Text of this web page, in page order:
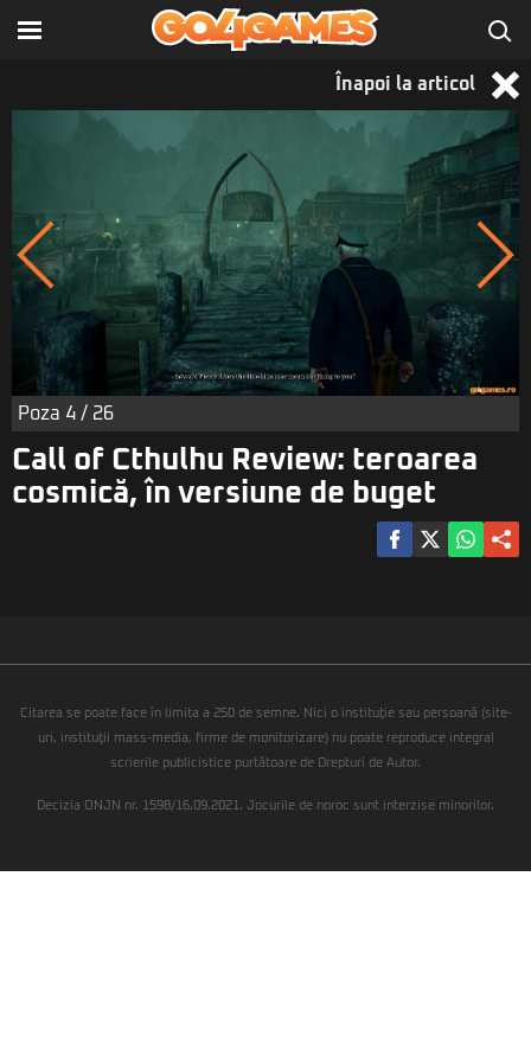
Înapoi la articol
Poza 4 / 26
Call of Cthulhu Review: teroarea
cosmică, în versiune de buget
Citarea se poate face în limita a 250 de semne. Nici o instituţie sau persoană (site-
uri, instituţii mass-media, firme de monitorizare) nu poate reproduce integral
scrierile publicistice purtătoare de Drepturi de Autor.
Decizia ONJN nr. 1598/16.09.2021. Jocurile de noroc sunt interzise minorilor.